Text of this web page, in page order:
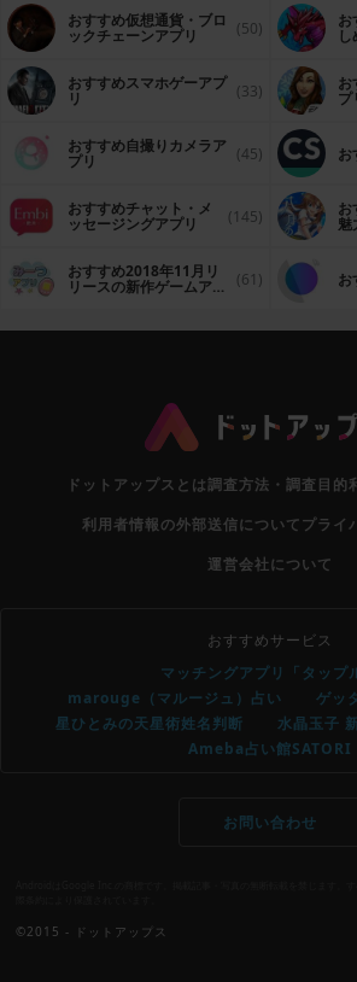
おすすめ仮想通貨・ブロ
ックチェーンアプリ (50) お
おすすめスマホゲーアプ
リ (33) お
プ
おすすめ自撮りカメラア
プリ (45) お
おすすめチャット・メ
ッセージングアプリ (145) お
魅
おすすめ2018年11月リ
リースの新作ゲームアプ (61) お
ドットアップスとは調査方法・調査目的
利用者情報の外部送信についてプライ
運営会社について
おすすめサービス
マッチングアプリ「タップ
marouge（マルージュ）占い
ゲッ
星ひとみの天星術姓名判断
水晶玉子
Ameba占い館SATORI
お問い合わせ
©2015 - ドットアップス